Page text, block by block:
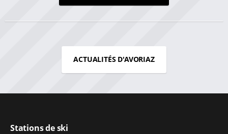
ACTUALITÉS D'AVORIAZ
Stations de ski